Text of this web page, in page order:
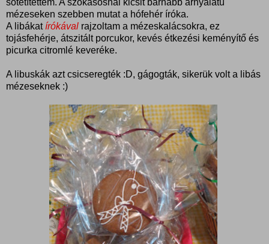
mézeseken szebben mutat a hófehér íróka.
A libákat írókával rajzoltam a mézeskalácsokra, ez
tojásfehérje, átszitált porcukor, kevés étkezési keményítő és
picurka citromlé keveréke.
A libuskák azt csicseregték :D, gágogták, sikerük volt a libás
mézeseknek :)